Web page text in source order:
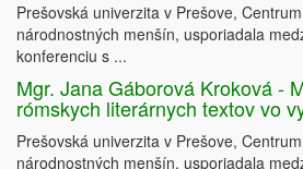
Prešovská univerzita v Prešove,
národnostných menšín, usporiadala
konferenciu s ...
Mgr. Jana Gáborová Kroková -
rómskych literárnych textov vo
Prešovská univerzita v Prešove,
národnostných menšín, usporiadala